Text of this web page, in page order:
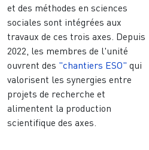
et des méthodes en sciences
sociales sont intégrées aux
travaux de ces trois axes. Depuis
2022, les membres de l'unité
ouvrent des "chantiers ESO" qui
valorisent les synergies entre
projets de recherche et
alimentent la production
scientifique des axes.